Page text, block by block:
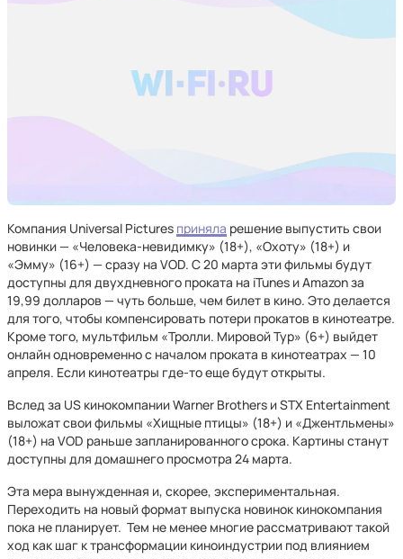
Компания Universal Pictures приняла решение выпустить свои
новинки — «Человека-невидимку» (18+), «Охоту» (18+) и
«Эмму» (16+) — сразу на VOD. С 20 марта эти фильмы будут
доступны для двухдневного проката на iTunes и Amazon за
19,99 долларов — чуть больше, чем билет в кино. Это делается
для того, чтобы компенсировать потери прокатов в кинотеатре.
Кроме того, мультфильм «Тролли. Мировой Тур» (6+) выйдет
онлайн одновременно с началом проката в кинотеатрах — 10
апреля. Если кинотеатры где-то еще будут открыты.
Вслед за US кинокомпании Warner Brothers и STX Entertainment
выложат свои фильмы «Хищные птицы» (18+) и «Джентльмены»
(18+) на VOD раньше запланированного срока. Картины станут
доступны для домашнего просмотра 24 марта.
Эта мера вынужденная и, скорее, экспериментальная.
Переходить на новый формат выпуска новинок кинокомпания
пока не планирует. Тем не менее многие рассматривают такой
ход как шаг к трансформации киноиндустрии под влиянием